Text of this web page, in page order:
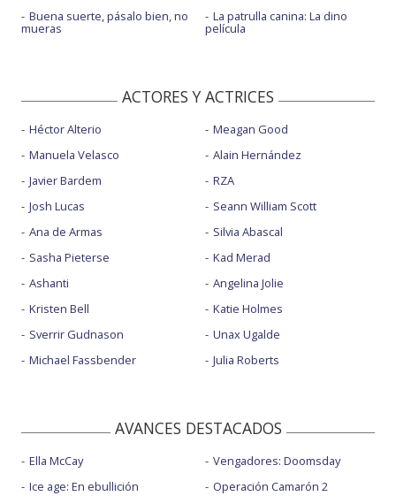
Buena suerte, pásalo bien, no
mueras
La patrulla canina: La dino
película
ACTORES Y ACTRICES
Héctor Alterio
Manuela Velasco
Javier Bardem
Josh Lucas
Ana de Armas
Sasha Pieterse
Ashanti
Kristen Bell
Sverrir Gudnason
Michael Fassbender
Meagan Good
Alain Hernández
RZA
Seann William Scott
Silvia Abascal
Kad Merad
Angelina Jolie
Katie Holmes
Unax Ugalde
Julia Roberts
AVANCES DESTACADOS
Ella McCay
Ice age: En ebullición
Vengadores: Doomsday
Operación Camarón 2